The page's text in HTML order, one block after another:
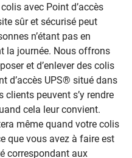
avec Point d’accès
sûr et sécurisé peut
n’étant pas en
la journée. Nous offrons
et d’enlever des colis
d’accès UPS® situé dans
clients peuvent s’y rendre
cela leur convient.
même quand votre colis
que vous avez à faire est
correspondant aux